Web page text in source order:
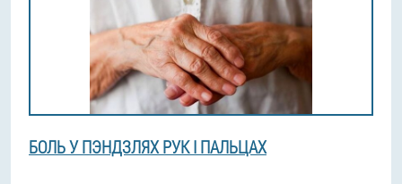
БОЛЬ У ПЭНДЗЛЯХ РУК І ПАЛЬЦАХ